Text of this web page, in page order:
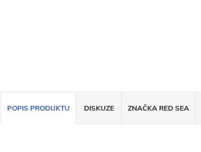
POPIS PRODUKTU DISKUZE ZNAČKA RED SEA